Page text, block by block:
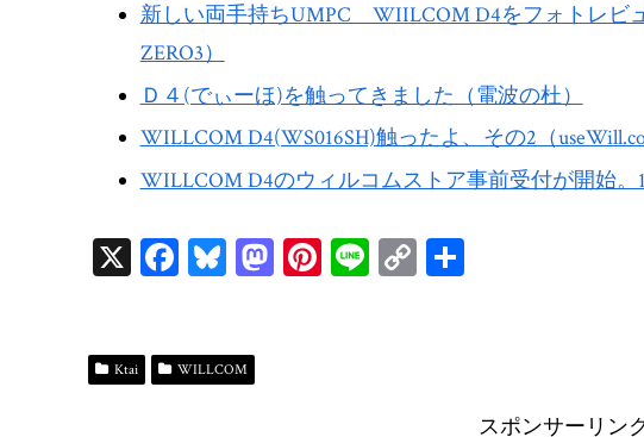
新しい両手持ちUMPC WIILCOM D4をフォトレビ
ZERO3）
Ｄ４(でぃーほ)を触ってきました（電波の杜）
WILLCOM D4(WS016SH)触ったよ、その2（
WILLCOM D4のウィルコムストア事前受付が開始。
X Fa
ok
Bl
y
M Pi Li C
Ktai WILLCOM
スポンサーリン